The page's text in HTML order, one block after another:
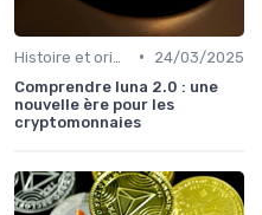
•
24/03/2025
Comprendre luna 2.0 : une
nouvelle ère pour les
cryptomonnaies